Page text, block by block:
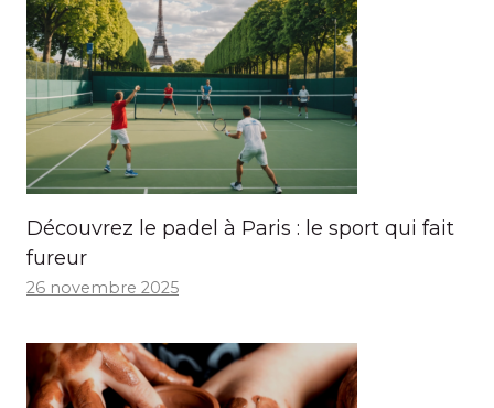
Découvrez le padel à Paris : le sport qui fait
fureur
26 novembre 2025